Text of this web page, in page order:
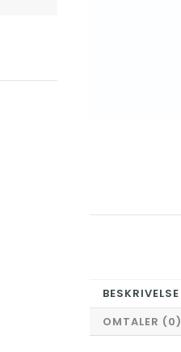
BESKRIVELSE
OMTALER (0)